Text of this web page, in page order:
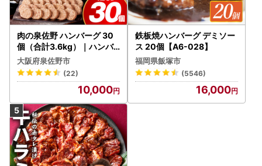
肉の泉佐野 ハンバーグ 30
個（合計3.6kg）｜ハンバ
ーグ 訳あり 黒毛和牛×なに
わポーク
大阪府泉佐野市
(22)
10,000
鉄板焼ハンバーグ デミソー
ス 20個【A6-028】
福岡県飯塚市
(5546)
16,000